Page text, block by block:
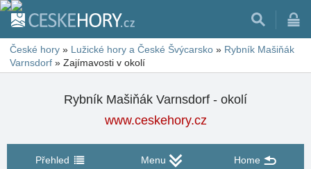
České hory » Lužické hory a České Švýcarsko » Rybník Mašiňák
Varnsdorf » Zajímavosti v okolí
Rybník Mašiňák Varnsdorf - okolí
www.ceskehory.cz
Přehled Menu Home